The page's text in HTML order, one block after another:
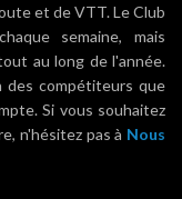
et de VTT. Le Club
semaine, mais
au long de l'année.
des compétiteurs que
Si vous souhaitez
n'hésitez pas à Nous